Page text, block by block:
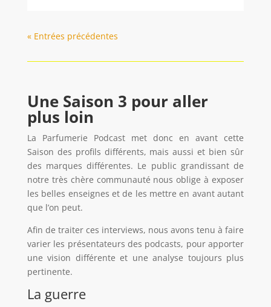
« Entrées précédentes
Une Saison 3 pour aller
plus loin
La Parfumerie Podcast met donc en avant cette
Saison des profils différents, mais aussi et bien sûr
des marques différentes. Le public grandissant de
notre très chère communauté nous oblige à exposer
les belles enseignes et de les mettre en avant autant
que l’on peut.
Afin de traiter ces interviews, nous avons tenu à faire
varier les présentateurs des podcasts, pour apporter
une vision différente et une analyse toujours plus
pertinente.
La guerre